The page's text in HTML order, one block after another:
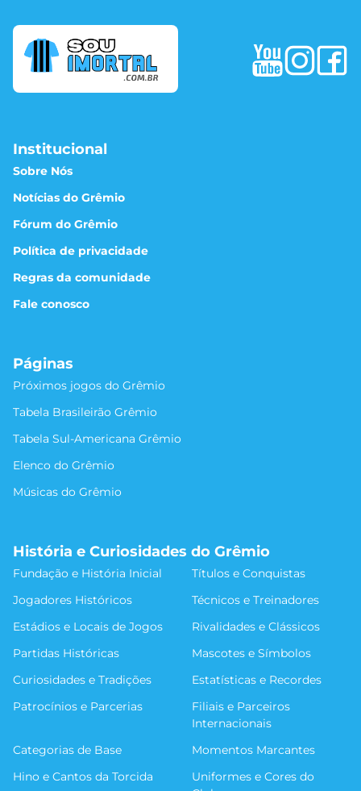
Institucional
Sobre Nós
Notícias do Grêmio
Fórum do Grêmio
Política de privacidade
Regras da comunidade
Fale conosco
Páginas
Próximos jogos do Grêmio
Tabela Brasileirão Grêmio
Tabela Sul-Americana Grêmio
Elenco do Grêmio
Músicas do Grêmio
História e Curiosidades do Grêmio
Fundação e História Inicial
Títulos e Conquistas
Jogadores Históricos
Técnicos e Treinadores
Estádios e Locais de Jogos
Rivalidades e Clássicos
Partidas Históricas
Mascotes e Símbolos
Curiosidades e Tradições
Estatísticas e Recordes
Patrocínios e Parcerias
Filiais e Parceiros
Internacionais
Categorias de Base
Momentos Marcantes
Hino e Cantos da Torcida
Uniformes e Cores do